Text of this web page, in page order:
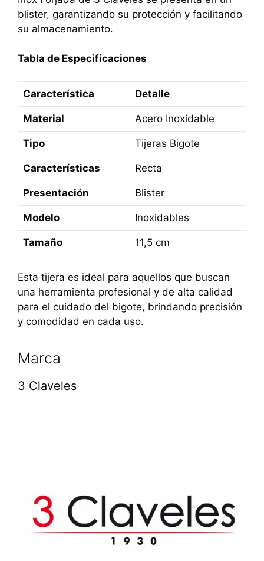
blister, garantizando su protección y facilitando
su almacenamiento.
Tabla de Especificaciones
Característica Detalle
Material Acero Inoxidable
Tipo Tijeras Bigote
Características Recta
Presentación Blister
Modelo Inoxidables
Tamaño 11,5 cm
Esta tijera es ideal para aquellos que buscan
una herramienta profesional y de alta calidad
para el cuidado del bigote, brindando precisión
y comodidad en cada uso.
Marca
3 Claveles